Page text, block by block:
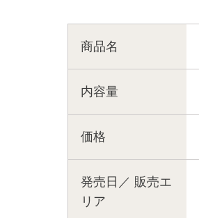
商品名
内容量
価格
発売日／ 販売エ
リア